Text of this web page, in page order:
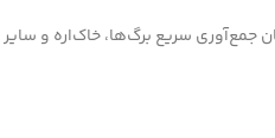
جمع‌آوری سریع برگ‌ها، خاک‌اره و سایر